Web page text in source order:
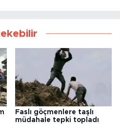
Faslı göçmenlere taşlı
müdahale tepki topladı